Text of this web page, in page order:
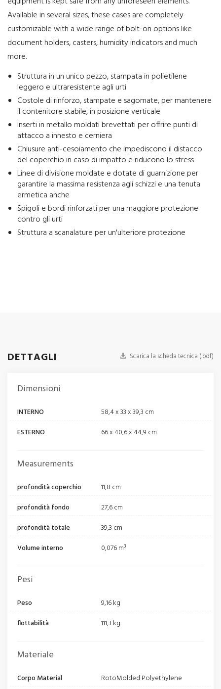
Available in several sizes, these cases are completely
customizable with a wide range of bolt-on options like
document holders, casters, humidity indicators and much
more.
Struttura in un unico pezzo, stampata in polietilene
leggero e ultraresistente agli urti
Costole di rinforzo, stampate e sagomate, per mantenere
il contenitore stabile, in posizione verticale
Inserti in metallo moldati brevettati per offrire punti di
attacco a innesto e cerniera
Chiusure anti-cesoiamento che impediscono il distacco
del coperchio in caso di impatto e riducono lo stress
Linee di divisione moldate e dotate di guarnizione per
garantire la massima resistenza agli schizzi e una tenuta
ermetica anche
Spigoli e bordi rinforzati per una maggiore protezione
contro gli urti
Struttura a scanalature per un'ulteriore protezione
DETTAGLI Scarica la scheda tecnica (.pdf)
Dimensioni
INTERNO
58,4 x 33 x 39,3 cm
ESTERNO
66 x 40,6 x 44,9 cm
Measurements
profondità coperchio
11,8 cm
profondità fondo
27,6 cm
profondità totale
39,3 cm
Volume interno
0,076 m³
Pesi
Peso
9,16 kg
flottabilità
111,3 kg
Materiale
Corpo Material
RotoMolded Polyethylene